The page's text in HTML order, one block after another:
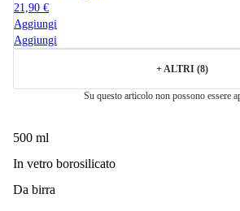
21,90 €
Aggiungi
Aggiungi
+ ALTRI (8)
Su questo articolo non possono essere
500 ml
In vetro borosilicato
Da birra